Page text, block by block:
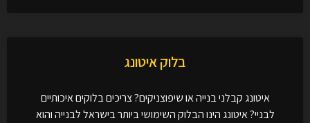
בלוק איטונג
איטונג קבלני בנייה או שיפוצניקים? צריכים בלוקים איכותיים
לבניי? איטונג הינו הבלוק השימושי ביותר בישראל לבנייה והוא